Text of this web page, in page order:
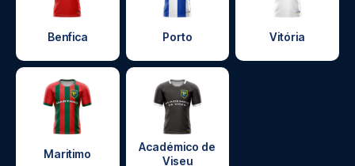
Benfica Porto Vitória
Maritimo
Académico de
Viseu